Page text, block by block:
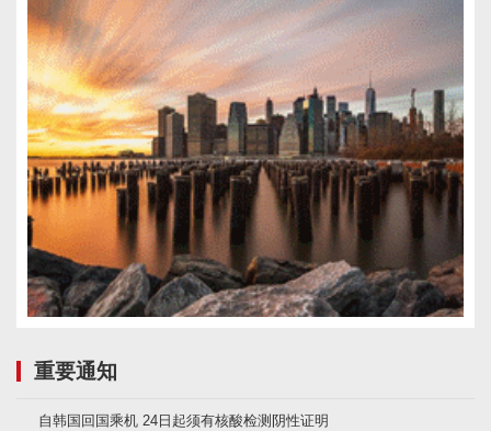
重要通知
自韩国回国乘机 24日起须有核酸检测阴性证明